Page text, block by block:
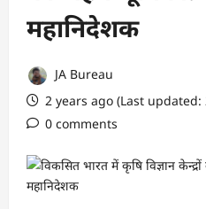
महानिदेशक
JA Bureau
2 years ago (Last updated:
0 comments